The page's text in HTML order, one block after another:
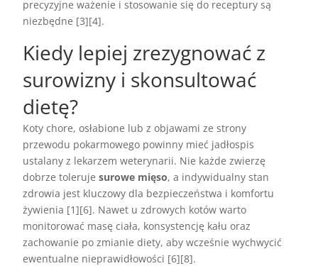
precyzyjne ważenie i stosowanie się do receptury są
niezbędne [3][4].
Kiedy lepiej zrezygnować z
surowizny i skonsultować
dietę?
Koty chore, osłabione lub z objawami ze strony
przewodu pokarmowego powinny mieć jadłospis
ustalany z lekarzem weterynarii. Nie każde zwierzę
dobrze tolerujesurowe mięso, a indywidualny stan
zdrowia jest kluczowy dla bezpieczeństwa i komfortu
żywienia [1][6]. Nawet u zdrowych kotów warto
monitorować masę ciała, konsystencję kału oraz
zachowanie po zmianie diety, aby wcześnie wychwycić
ewentualne nieprawidłowości [6][8].